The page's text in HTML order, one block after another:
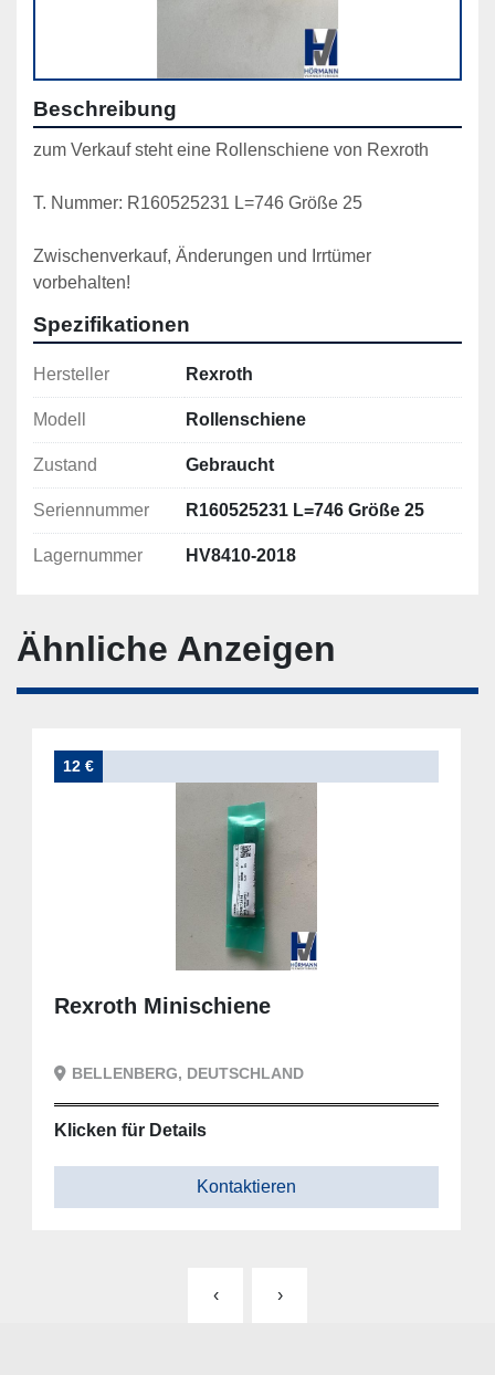
Beschreibung
zum Verkauf steht eine Rollenschiene von Rexroth
T. Nummer: R160525231 L=746 Größe 25
Zwischenverkauf, Änderungen und Irrtümer
vorbehalten!
Spezifikationen
Hersteller Rexroth
Modell Rollenschiene
Zustand Gebraucht
Seriennummer R160525231 L=746 Größe 25
Lagernummer HV8410-2018
Ähnliche Anzeigen
12 €
Rexroth Minischiene
BELLENBERG, DEUTSCHLAND
Klicken für Details
Kontaktieren
‹ ›